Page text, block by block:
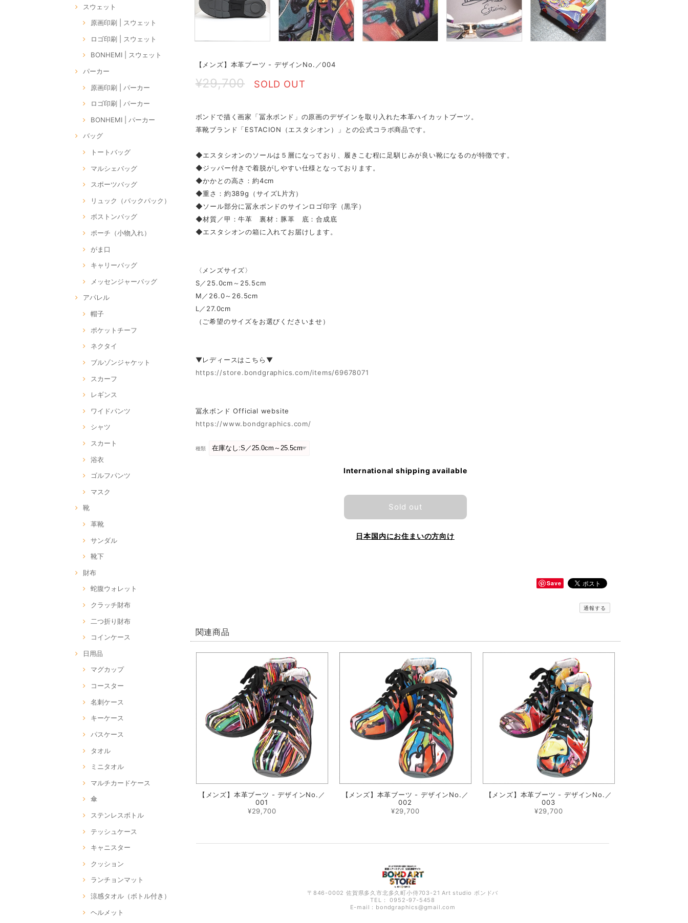
スウェット
原画印刷 | スウェット
ロゴ印刷 | スウェット
BONHEMI | スウェット
パーカー
原画印刷 | パーカー
ロゴ印刷 | パーカー
BONHEMI | パーカー
バッグ
トートバッグ
マルシェバッグ
スポーツバッグ
リュック（バックパック）
ボストンバッグ
ポーチ（小物入れ）
がま口
キャリーバッグ
メッセンジャーバッグ
アパレル
帽子
ポケットチーフ
ネクタイ
ブルゾンジャケット
スカーフ
レギンス
ワイドパンツ
シャツ
スカート
浴衣
ゴルフパンツ
マスク
靴
革靴
サンダル
靴下
財布
蛇腹ウォレット
クラッチ財布
二つ折り財布
コインケース
日用品
マグカップ
コースター
名刺ケース
キーケース
パスケース
タオル
ミニタオル
マルチカードケース
傘
ステンレスボトル
テッシュケース
キャニスター
クッション
ランチョンマット
涼感タオル（ボトル付き）
ヘルメット
【メンズ】本革ブーツ - デザインNo.／004
¥29,700 SOLD OUT
ボンドで描く画家「冨永ボンド」の原画のデザインを取り入れた本革ハイカットブーツ。
革靴ブランド「ESTACION（エスタシオン）」との公式コラボ商品です。
◆エスタシオンのソールは５層になっており、履きこむ程に足馴じみが良い靴になるのが特徴です。
◆ジッパー付きで着脱がしやすい仕様となっております。
◆かかとの高さ：約4cm
◆重さ：約389g（サイズL片方）
◆ソール部分に冨永ボンドのサインロゴ印字（黒字）
◆材質／甲：牛革 裏材：豚革 底：合成底
◆エスタシオンの箱に入れてお届けします。
〈メンズサイズ〉
S／25.0cm～25.5cm
M／26.0～26.5cm
L／27.0cm
（ご希望のサイズをお選びくださいませ）
▼レディースはこちら▼
https://store.bondgraphics.com/items/69678071
冨永ボンド Official website
https://www.bondgraphics.com/
種類
International shipping available
Sold out
日本国内にお住まいの方向け
Save
通報する
関連商品
【メンズ】本革ブーツ - デザインNo.／
001
¥29,700
【メンズ】本革ブーツ - デザインNo.／
002
¥29,700
【メンズ】本革ブーツ - デザインNo.／
003
¥29,700
〒846-0002 佐賀県多久市北多久町小侍703-21 Art studio ボンドバ
TEL： 0952-97-5458
E-mail： bondgraphics@gmail.com